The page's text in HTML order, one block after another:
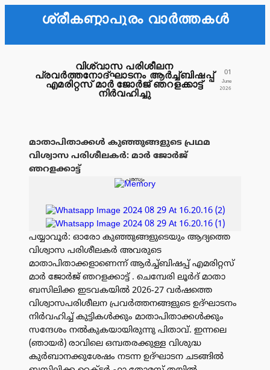
ശ്രീകണ്ഠാപുരം വാർത്തകൾ
വിശ്വാസ പരിശീലന
പ്രവർത്തനോദ്ഘാടനം ആർച്ച്ബിഷപ്പ്
എമരിറ്റസ് മാർ ജോർജ് ഞറളക്കാട്ട്
നിർവഹിച്ചു
01
June
2026
മാതാപിതാക്കൾ കുഞ്ഞുങ്ങളുടെ പ്രഥമ
വിശ്വാസ പരിശീലകർ: മാർ ജോർജ്
ഞറളക്കാട്ട്
പരസ്യം
പയ്യാവൂർ: ഓരോ കുഞ്ഞുങ്ങളുടെയും ആദ്യത്തെ
വിശ്വാസ പരിശീലകർ അവരുടെ
മാതാപിതാക്കളാണെന്ന് ആർച്ച്ബിഷപ്പ് എമരിറ്റസ്
മാർ ജോർജ് ഞറളക്കാട്ട് . ചെമ്പേരി ലൂർദ് മാതാ
ബസിലിക്ക ഇടവകയിൽ 2026-27 വർഷത്തെ
വിശ്വാസപരിശീലന പ്രവർത്തനങ്ങളുടെ ഉദ്ഘാടനം
നിർവഹിച്ച് കുട്ടികൾക്കും മാതാപിതാക്കൾക്കും
സന്ദേശം നൽകുകയായിരുന്നു പിതാവ്. ഇന്നലെ
(ഞായർ) രാവിലെ ഒമ്പതരക്കുള്ള വിശുദ്ധ
കുർബാനക്കുശേഷം നടന്ന ഉദ്ഘാടന ചടങ്ങിൽ